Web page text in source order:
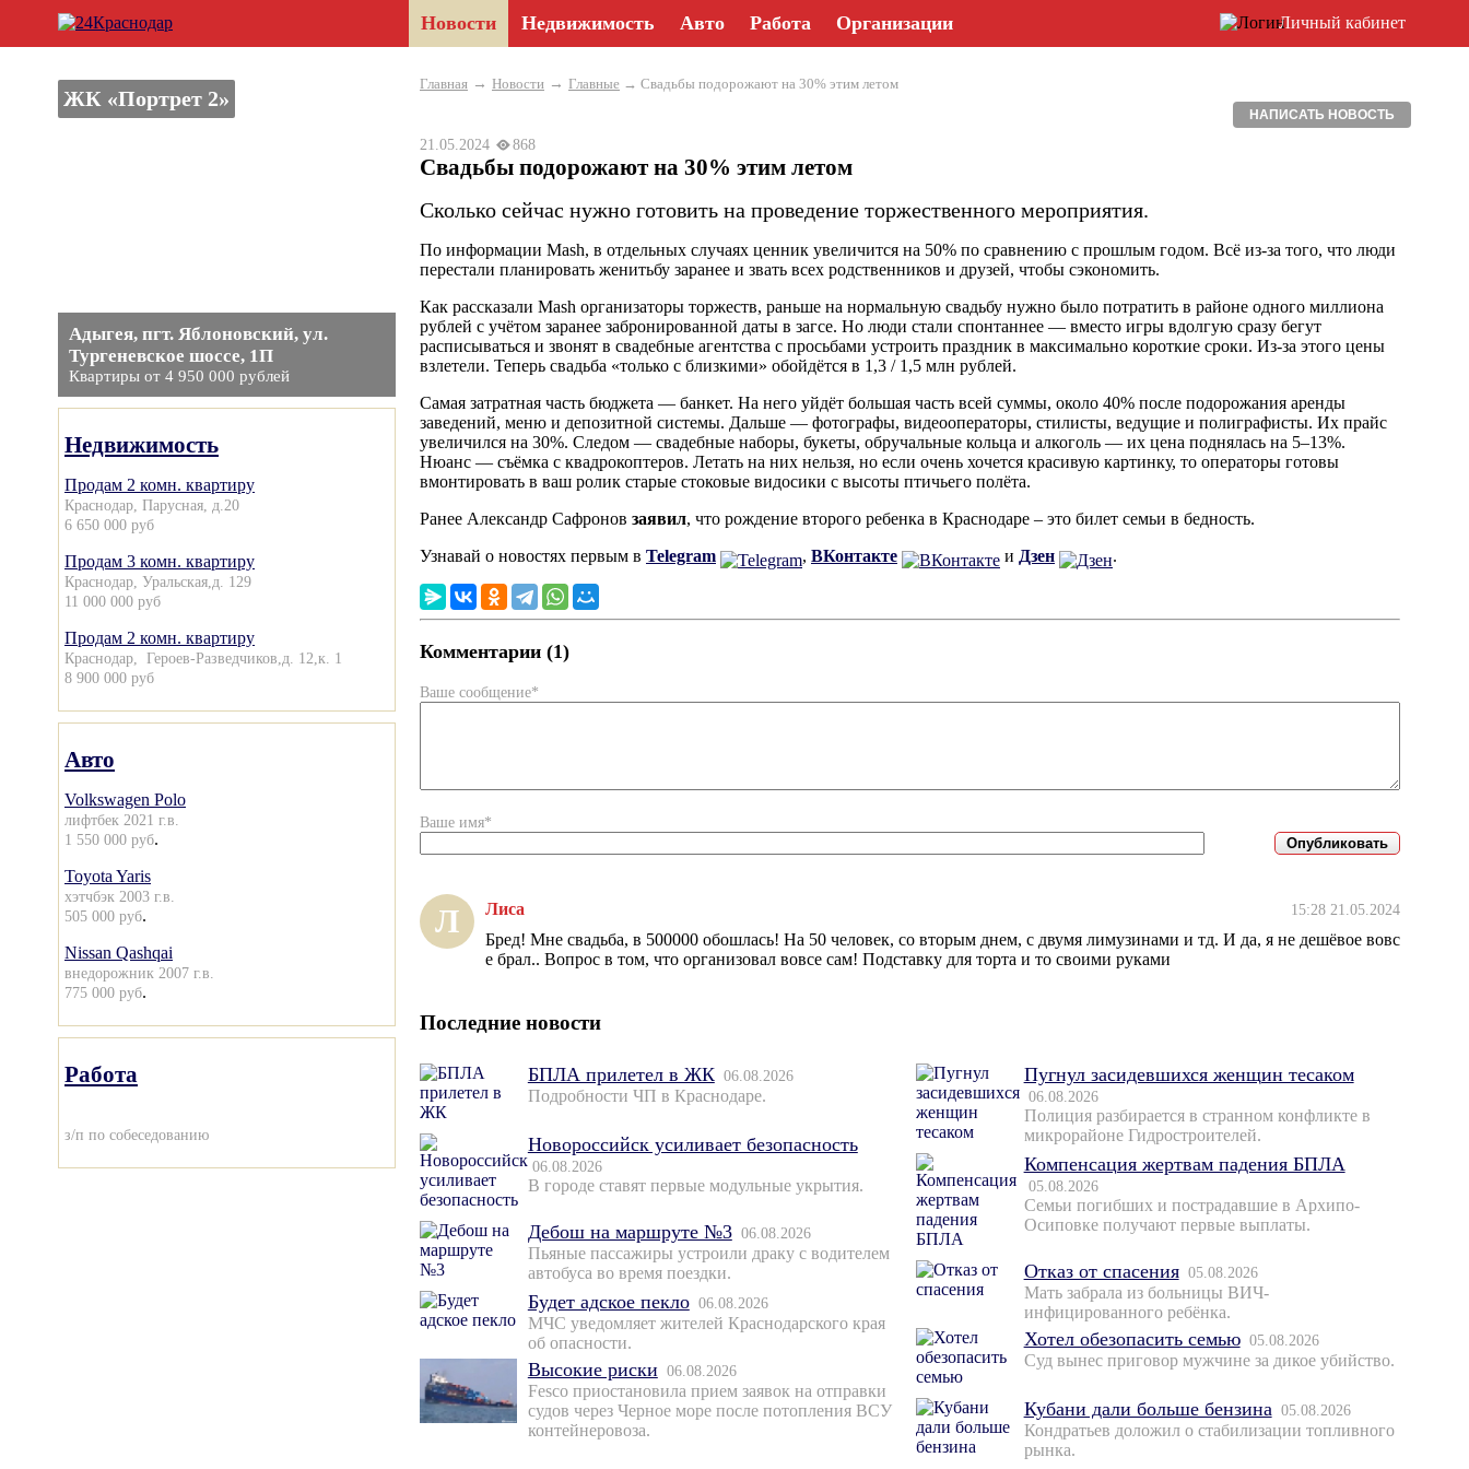
Новости Недвижимость Авто Работа Организации Личный кабинет
ЖК «Портрет 2»
Адыгея, пгт. Яблоновский, ул.
Тургеневское шоссе, 1П
Квартиры от 4 950 000 рублей
Недвижимость
Продам 2 комн. квартиру
Краснодар, Парусная, д.20
6 650 000 руб
Продам 3 комн. квартиру
Краснодар, Уральская,д. 129
11 000 000 руб
Продам 2 комн. квартиру
Краснодар, Героев-Разведчиков,д. 12,к. 1
8 900 000 руб
Авто
Volkswagen Polo
лифтбек 2021 г.в.
1 550 000 руб.
Toyota Yaris
хэтчбэк 2003 г.в.
505 000 руб.
Nissan Qashqai
внедорожник 2007 г.в.
775 000 руб.
Работа
з/п по собеседованию
Главная → Новости → Главные → Свадьбы подорожают на 30% этим летом
НАПИСАТЬ НОВОСТЬ
21.05.2024 868
Свадьбы подорожают на 30% этим летом
Сколько сейчас нужно готовить на проведение торжественного мероприятия.
По информации Mash, в отдельных случаях ценник увеличится на 50% по сравнению с прошлым годом. Всё из-за того, что люди
перестали планировать женитьбу заранее и звать всех родственников и друзей, чтобы сэкономить.
Как рассказали Mash организаторы торжеств, раньше на нормальную свадьбу нужно было потратить в районе одного миллиона
рублей с учётом заранее забронированной даты в загсе. Но люди стали спонтаннее — вместо игры вдолгую сразу бегут
расписываться и звонят в свадебные агентства с просьбами устроить праздник в максимально короткие сроки. Из-за этого цены
взлетели. Теперь свадьба «только с близкими» обойдётся в 1,3 / 1,5 млн рублей.
Самая затратная часть бюджета — банкет. На него уйдёт большая часть всей суммы, около 40% после подорожания аренды
заведений, меню и депозитной системы. Дальше — фотографы, видеооператоры, стилисты, ведущие и полиграфисты. Их прайс
увеличился на 30%. Следом — свадебные наборы, букеты, обручальные кольца и алкоголь — их цена поднялась на 5–13%.
Нюанс — съёмка с квадрокоптеров. Летать на них нельзя, но если очень хочется красивую картинку, то операторы готовы
вмонтировать в ваш ролик старые стоковые видосики с высоты птичьего полёта.
Ранее Александр Сафронов заявил, что рождение второго ребенка в Краснодаре – это билет семьи в бедность.
Узнавай о новостях первым в Telegram , ВКонтакте и Дзен .
Комментарии (1)
Ваше сообщение*
Ваше имя*
Л Лиса 15:28 21.05.2024
Бред! Мне свадьба, в 500000 обошлась! На 50 человек, со вторым днем, с двумя лимузинами и тд. И да, я не дешёвое вовс
е брал.. Вопрос в том, что организовал вовсе сам! Подставку для торта и то своими руками
Последние новости
БПЛА прилетел в ЖК 06.08.2026
Подробности ЧП в Краснодаре.
Новороссийск усиливает безопасность
06.08.2026
В городе ставят первые модульные укрытия.
Дебош на маршруте №3 06.08.2026
Пьяные пассажиры устроили драку с водителем
автобуса во время поездки.
Будет адское пекло 06.08.2026
МЧС уведомляет жителей Краснодарского края
об опасности.
Высокие риски 06.08.2026
Fesco приостановила прием заявок на отправки
судов через Черное море после потопления ВСУ
контейнеровоза.
Пугнул засидевшихся женщин тесаком
06.08.2026
Полиция разбирается в странном конфликте в
микрорайоне Гидростроителей.
Компенсация жертвам падения БПЛА
05.08.2026
Семьи погибших и пострадавшие в Архипо-
Осиповке получают первые выплаты.
Отказ от спасения 05.08.2026
Мать забрала из больницы ВИЧ-
инфицированного ребёнка.
Хотел обезопасить семью 05.08.2026
Суд вынес приговор мужчине за дикое убийство.
Кубани дали больше бензина 05.08.2026
Кондратьев доложил о стабилизации топливного
рынка.